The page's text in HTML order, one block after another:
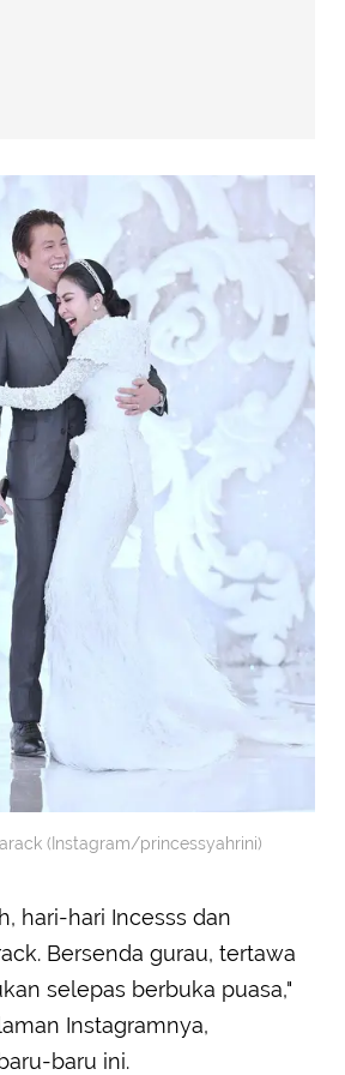
(Instagram/princessyahrini)
hari-hari Incesss dan
Bersenda gurau, tertawa
selepas berbuka puasa,"
Instagramnya,
baru ini.